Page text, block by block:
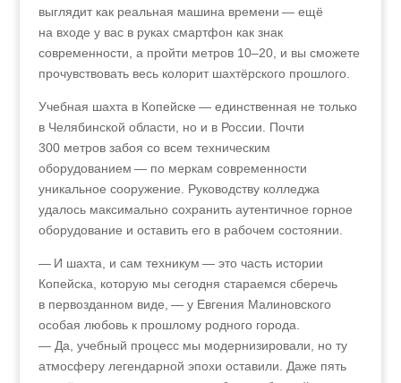
выглядит как реальная машина времени — ещё
на входе у вас в руках смартфон как знак
современности, а пройти метров 10–20, и вы сможете
прочувствовать весь колорит шахтёрского прошлого.
Учебная шахта в Копейске — единственная не только
в Челябинской области, но и в России. Почти
300 метров забоя со всем техническим
оборудованием — по меркам современности
уникальное сооружение. Руководству колледжа
удалось максимально сохранить аутентичное горное
оборудование и оставить его в рабочем состоянии.
— И шахта, и сам техникум — это часть истории
Копейска, которую мы сегодня стараемся сберечь
в первозданном виде, — у Евгения Малиновского
особая любовь к прошлому родного города.
— Да, учебный процесс мы модернизировали, но ту
атмосферу легендарной эпохи оставили. Даже пять